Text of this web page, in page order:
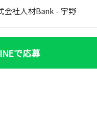
会社人材Bank - 宇野
で応募